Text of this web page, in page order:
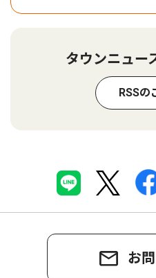
タウンニュー
RSSの
お